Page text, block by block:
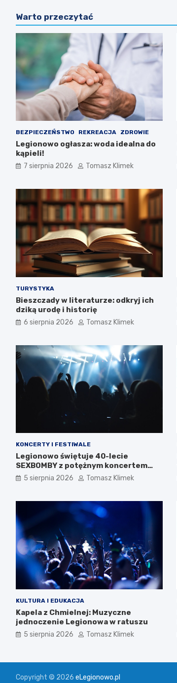
Warto przeczytać
BEZPIECZEŃSTWO REKREACJA ZDROWIE
Legionowo ogłasza: woda idealna do
kąpieli!
7 sierpnia 2026 Tomasz Klimek
TURYSTYKA
Bieszczady w literaturze: odkryj ich
dziką urodę i historię
6 sierpnia 2026 Tomasz Klimek
KONCERTY I FESTIWALE
Legionowo świętuje 40-lecie
SEXBOMBY z potężnym koncertem
punk rockowym!
5 sierpnia 2026 Tomasz Klimek
KULTURA I EDUKACJA
Kapela z Chmielnej: Muzyczne
jednoczenie Legionowa w ratuszu
5 sierpnia 2026 Tomasz Klimek
Copyright © 2026 eLegionowo.pl